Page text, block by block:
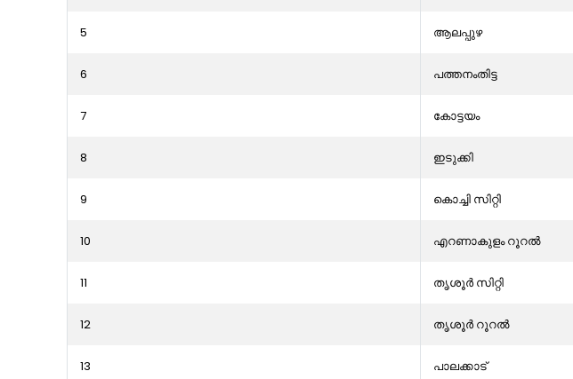
5 ആലപ്പുഴ
6 പത്തനംതിട്ട
7 കോട്ടയം
8 ഇടുക്കി
9 കൊച്ചി സിറ്റി
10 എറണാകുളം റൂറൽ
11 തൃശൂർ സിറ്റി
12 തൃശൂർ റൂറൽ
13 പാലക്കാട്